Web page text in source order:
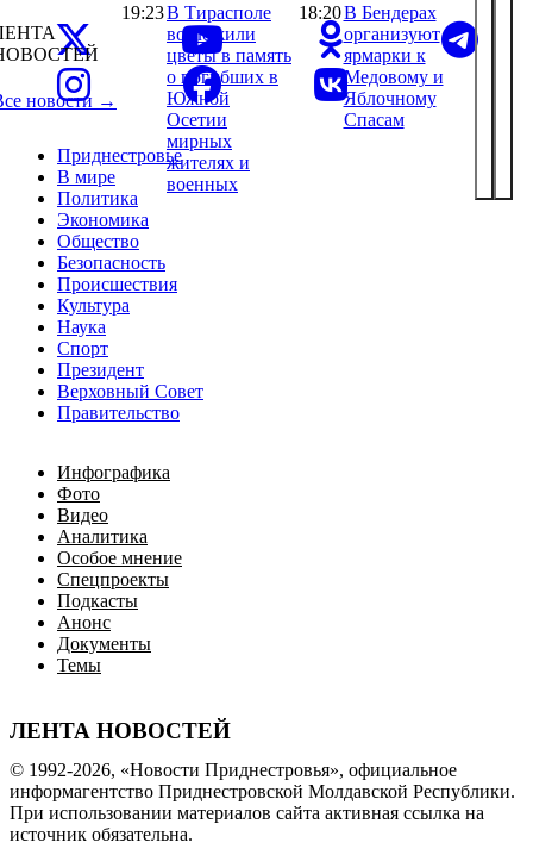
Приднестровье
В мире
Политика
Экономика
Общество
Безопасность
Происшествия
Культура
Наука
Спорт
Президент
Верховный Совет
Правительство
Инфографика
Фото
Видео
Аналитика
Особое мнение
Спецпроекты
Подкасты
Анонс
Документы
Темы
ЛЕНТА НОВОСТЕЙ
новости →
19:23В Тирасполе
возложили
цветы в память
о погибших в
Южной
Осетии
мирных
жителях и
военных
18:20В Бендерах
организуют
ярмарки к
Медовому и
Яблочному
Спасам
© 1992-2026, «Новости Приднестровья», официальное
информагентство Приднестровской Молдавской Республики.
При использовании материалов сайта активная ссылка на
источник обязательна.